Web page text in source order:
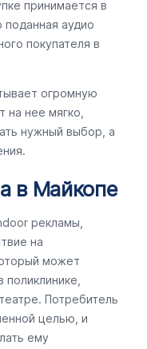
принимается в
аудио
покупателя в
огромную
нее мягко,
нужный выбор, а
в Майкопе
рекламы,
на
может
Потребитель
целью, и
ему